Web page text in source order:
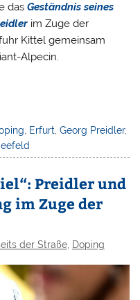
dasGeständnis seines
im Zuge der
Kittel gemeinsam
Alpecin.
, Erfurt,Georg Preidler,
Preidler und
im Zuge der
der Straße, Doping